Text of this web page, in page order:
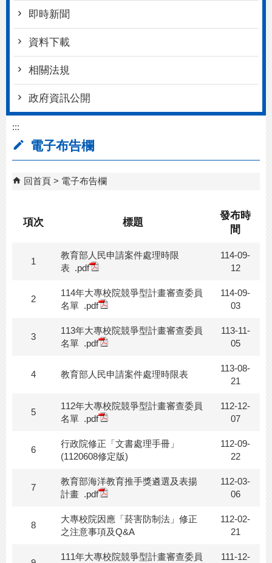
即時新聞
資料下載
相關法規
政府資訊公開
:::
電子布告欄
回首頁 電子布告欄
項次 標題
發布時
間
1
教育部人民申請案件處理時限
表 .pdf
114-09-
12
2
114年大專校院競爭型計畫審查委員
名單 .pdf
114-09-
03
3
113年大專校院競爭型計畫審查委員
名單 .pdf
113-11-
05
4 教育部人民申請案件處理時限表
113-08-
21
5
112年大專校院競爭型計畫審查委員
名單 .pdf
112-12-
07
6
行政院修正「文書處理手冊」
(1120608修定版)
112-09-
22
7
教育部海洋教育推手獎遴選及表揚
計畫 .pdf
112-03-
06
8
大專校院因應「菸害防制法」修正
之注意事項及Q&A
112-02-
21
111年大專校院競爭型計畫審查委員 111-12-